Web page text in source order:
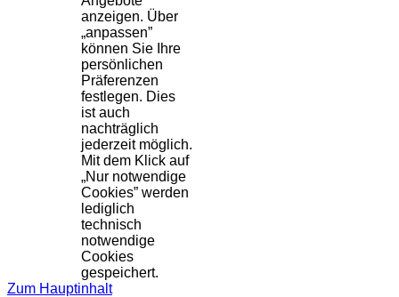
anzeigen. Über
„anpassen”
können Sie Ihre
persönlichen
Präferenzen
festlegen. Dies
ist auch
nachträglich
jederzeit möglich.
Mit dem Klick auf
„Nur notwendige
Cookies” werden
lediglich
technisch
notwendige
Cookies
gespeichert.
Zum Hauptinhalt